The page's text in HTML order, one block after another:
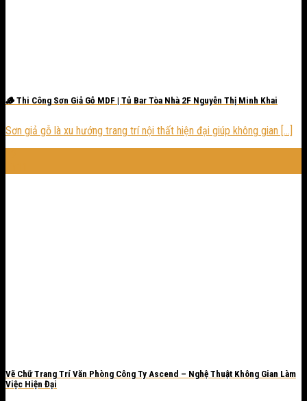
🪵 Thi Công Sơn Giả Gỗ MDF | Tủ Bar Tòa Nhà 2F Nguyễn Thị Minh Khai
Sơn giả gỗ là xu hướng trang trí nội thất hiện đại giúp không gian [...]
Vẽ Chữ Trang Trí Văn Phòng Công Ty Ascend – Nghệ Thuật Không Gian Làm
Việc Hiện Đại